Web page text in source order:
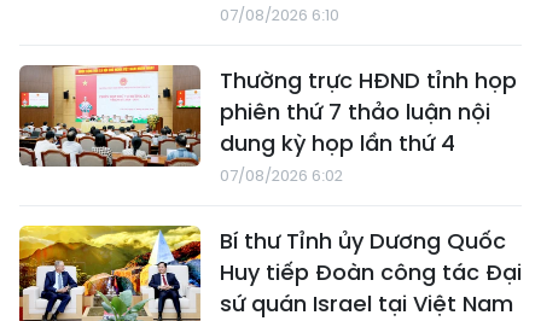
07/08/2026 6:10
Thường trực HĐND tỉnh họp
phiên thứ 7 thảo luận nội
dung kỳ họp lần thứ 4
07/08/2026 6:02
Bí thư Tỉnh ủy Dương Quốc
Huy tiếp Đoàn công tác Đại
sứ quán Israel tại Việt Nam